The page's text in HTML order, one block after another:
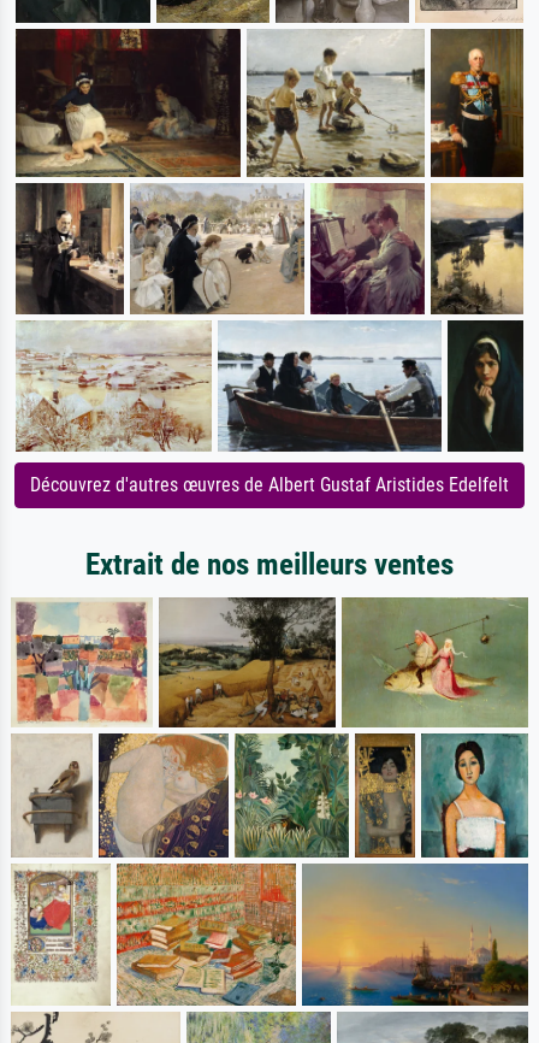
Découvrez d'autres œuvres de Albert Gustaf Aristides Edelfelt
Extrait de nos meilleurs ventes